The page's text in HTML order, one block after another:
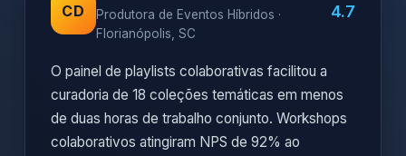
CD
Produtora de Eventos Híbridos ·
Florianópolis, SC
4.7
O painel de playlists colaborativas facilitou a
curadoria de 18 coleções temáticas em menos
de duas horas de trabalho conjunto. Workshops
colaborativos atingiram NPS de 92% ao